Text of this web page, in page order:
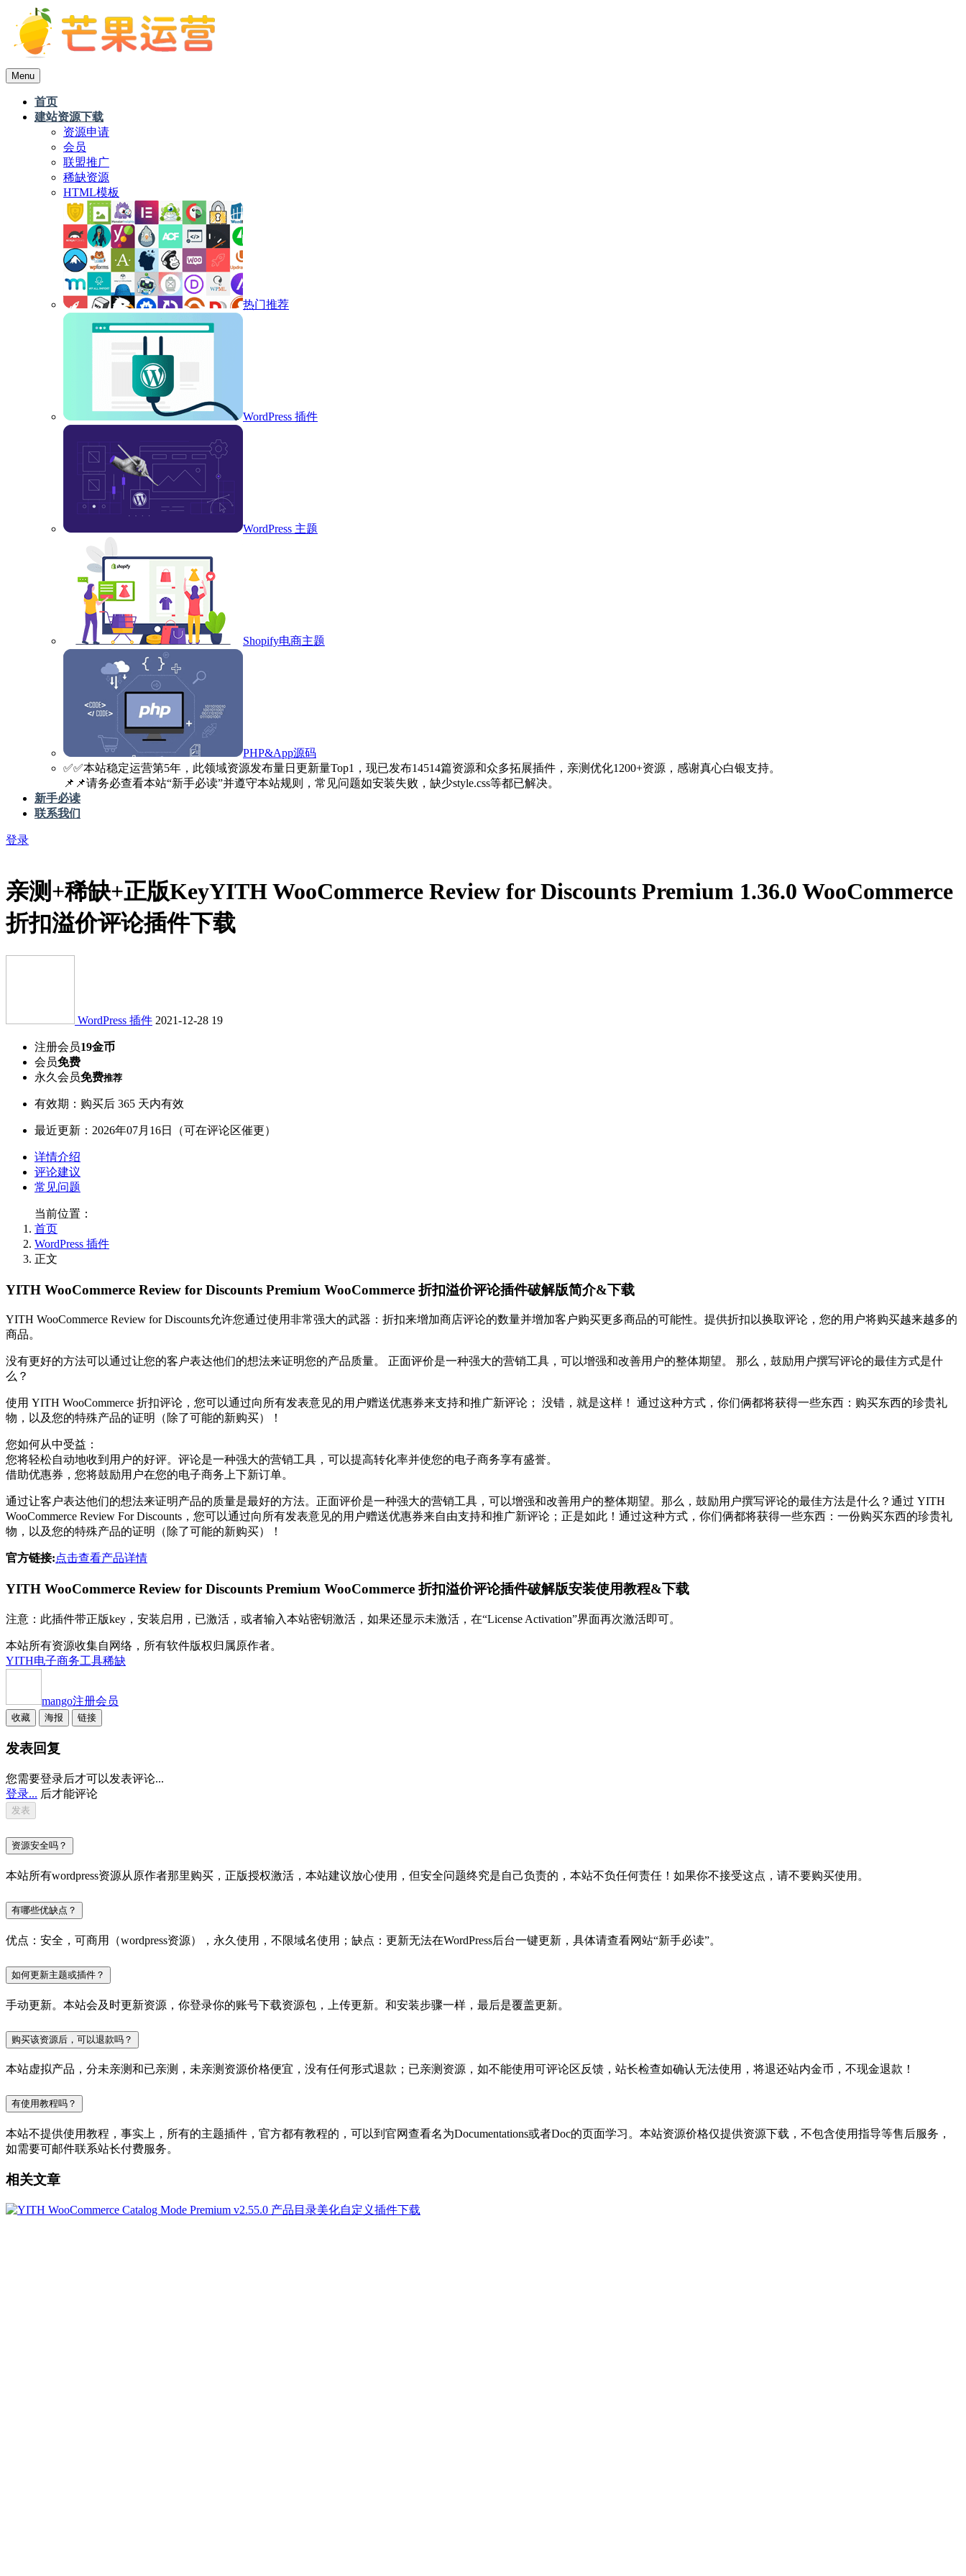
Menu
首页
建站资源下载
资源申请
会员
联盟推广
稀缺资源
HTML模板
热门推荐
WordPress 插件
WordPress 主题
Shopify电商主题
PHP&App源码
✅️✅️本站稳定运营第5年，此领域资源发布量日更新量Top1，现已发布14514篇资源和众多拓展插件，亲测优化1200+资源，感谢真心白银支持。
📌📌请务必查看本站“新手必读”并遵守本站规则，常见问题如安装失败，缺少style.css等都已解决。
新手必读
联系我们
登录
亲测+稀缺+正版KeyYITH WooCommerce Review for Discounts Premium 1.36.0 WooCommerce
折扣溢价评论插件下载
WordPress 插件 2021-12-28 19
注册会员19金币
会员免费
永久会员免费推荐
有效期：购买后 365 天内有效
最近更新：2026年07月16日（可在评论区催更）
详情介绍
评论建议
常见问题
当前位置：
首页
WordPress 插件
正文
YITH WooCommerce Review for Discounts Premium WooCommerce 折扣溢价评论插件破解版简介&下载
YITH WooCommerce Review for Discounts允许您通过使用非常强大的武器：折扣来增加商店评论的数量并增加客户购买更多商品的可能性。提供折扣以换取评论，您的用户将购买越来越多的
商品。
没有更好的方法可以通过让您的客户表达他们的想法来证明您的产品质量。 正面评价是一种强大的营销工具，可以增强和改善用户的整体期望。 那么，鼓励用户撰写评论的最佳方式是什
么？
使用 YITH WooCommerce 折扣评论，您可以通过向所有发表意见的用户赠送优惠券来支持和推广新评论； 没错，就是这样！ 通过这种方式，你们俩都将获得一些东西：购买东西的珍贵礼
物，以及您的特殊产品的证明（除了可能的新购买）！
您如何从中受益：
您将轻松自动地收到用户的好评。评论是一种强大的营销工具，可以提高转化率并使您的电子商务享有盛誉。
借助优惠券，您将鼓励用户在您的电子商务上下新订单。
通过让客户表达他们的想法来证明产品的质量是最好的方法。正面评价是一种强大的营销工具，可以增强和改善用户的整体期望。那么，鼓励用户撰写评论的最佳方法是什么？通过 YITH
WooCommerce Review For Discounts，您可以通过向所有发表意见的用户赠送优惠券来自由支持和推广新评论；正是如此！通过这种方式，你们俩都将获得一些东西：一份购买东西的珍贵礼
物，以及您的特殊产品的证明（除了可能的新购买）！
官方链接:点击查看产品详情
YITH WooCommerce Review for Discounts Premium WooCommerce 折扣溢价评论插件破解版安装使用教程&下载
注意：此插件带正版key，安装启用，已激活，或者输入本站密钥激活，如果还显示未激活，在“License Activation”界面再次激活即可。
本站所有资源收集自网络，所有软件版权归属原作者。
YITH电子商务工具稀缺
mango注册会员
收藏 海报 链接
发表回复
您需要登录后才可以发表评论...
登录... 后才能评论
资源安全吗？
本站所有wordpress资源从原作者那里购买，正版授权激活，本站建议放心使用，但安全问题终究是自己负责的，本站不负任何责任！如果你不接受这点，请不要购买使用。
有哪些优缺点？
优点：安全，可商用（wordpress资源），永久使用，不限域名使用；缺点：更新无法在WordPress后台一键更新，具体请查看网站“新手必读”。
如何更新主题或插件？
手动更新。本站会及时更新资源，你登录你的账号下载资源包，上传更新。和安装步骤一样，最后是覆盖更新。
购买该资源后，可以退款吗？
本站虚拟产品，分未亲测和已亲测，未亲测资源价格便宜，没有任何形式退款；已亲测资源，如不能使用可评论区反馈，站长检查如确认无法使用，将退还站内金币，不现金退款！
有使用教程吗？
本站不提供使用教程，事实上，所有的主题插件，官方都有教程的，可以到官网查看名为Documentations或者Doc的页面学习。本站资源价格仅提供资源下载，不包含使用指导等售后服务，
如需要可邮件联系站长付费服务。
相关文章